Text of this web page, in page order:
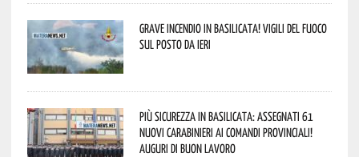
Grave incendio in Basilicata! Vigili del fuoco
sul posto da ieri
Più sicurezza in Basilicata: assegnati 61
nuovi Carabinieri ai Comandi provinciali!
Auguri di buon lavoro